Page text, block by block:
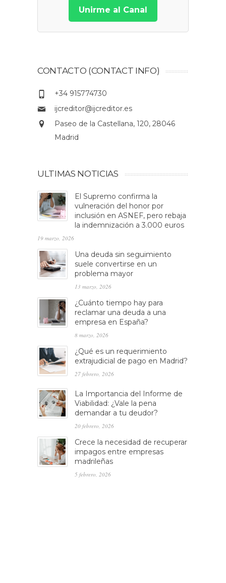
Unirme al Canal
CONTACTO (CONTACT INFO)
+34 915774730
ijcreditor@ijcreditor.es
Paseo de la Castellana, 120, 28046
Madrid
ULTIMAS NOTICIAS
El Supremo confirma la
vulneración del honor por
inclusión en ASNEF, pero rebaja
la indemnización a 3.000 euros
19 marzo, 2026
Una deuda sin seguimiento
suele convertirse en un
problema mayor
13 marzo, 2026
¿Cuánto tiempo hay para
reclamar una deuda a una
empresa en España?
8 marzo, 2026
¿Qué es un requerimiento
extrajudicial de pago en Madrid?
27 febrero, 2026
La Importancia del Informe de
Viabilidad: ¿Vale la pena
demandar a tu deudor?
20 febrero, 2026
Crece la necesidad de recuperar
impagos entre empresas
madrileñas
5 febrero, 2026